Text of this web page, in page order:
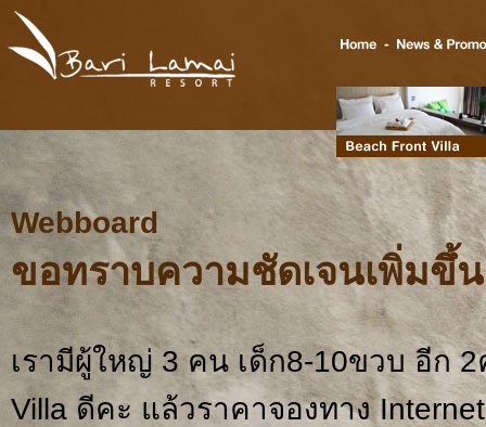
Webboard
ขอทราบความชัดเจนเพิ่มขึ้น
เรามีผู้ใหญ่ 3 คน เด็ก8-10ขวบ อีก
Villa ดีคะ แล้วราคาจองทาง